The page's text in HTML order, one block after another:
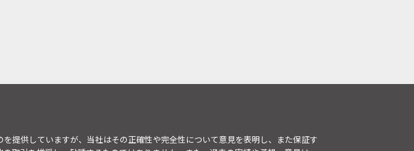
提供していますが、当社はその正確性や完全性について意見を表明し、また保証す